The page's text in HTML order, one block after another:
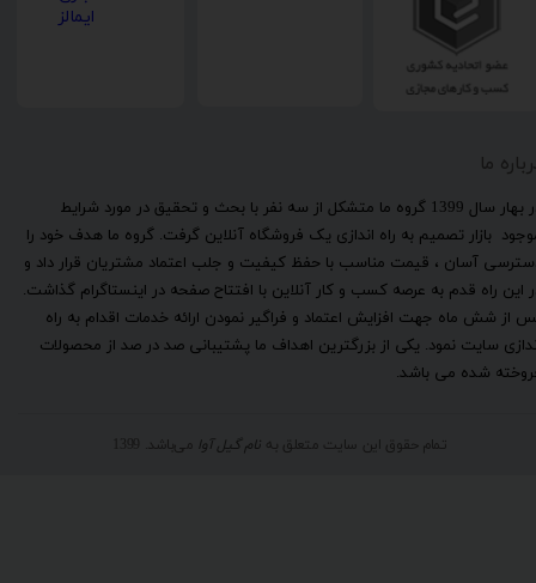
ما
​در بهار سال 1399 گروه ما متشکل از سه نفر با بحث و تحقیق در مورد شرایط
بازار تصمیم به راه اندازی یک فروشگاه آنلاین گرفت. گروه ما هدف خود را
آسان ، قیمت مناسب با حفظ کیفیت و جلب اعتماد مشتریان قرار داد و
این راه قدم به عرصه کسب و کار آنلاین با افتتاح صفحه در اینستاگرام گذاشت.
از شش ماه جهت افزایش اعتماد و فراگیر نمودن ارائه خدمات اقدام به راه
سایت نمود. یکی از بزرگترین اهداف ما پشتیبانی صد در صد از محصولات
شده می باشد.
تمام حقوق این سایت متعلق به نام گیل آوا می‌باشد. 1399